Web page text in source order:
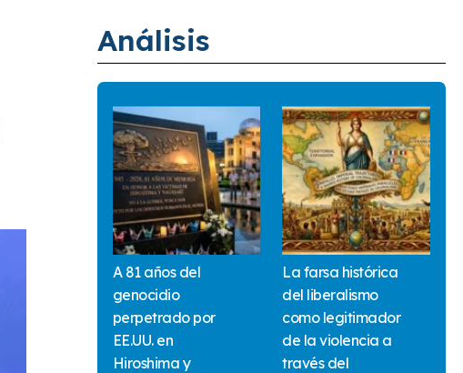
Análisis
A 81 años del
genocidio
perpetrado por
EE.UU. en
Hiroshima y
La farsa histórica
del liberalismo
como legitimador
de la violencia a
través del